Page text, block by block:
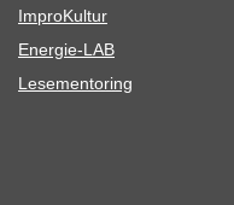
Impro­Kul­tur
Ener­­gie-LAB
Lese­men­to­ring